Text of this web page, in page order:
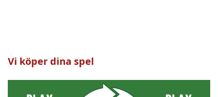
Vi köper dina spel